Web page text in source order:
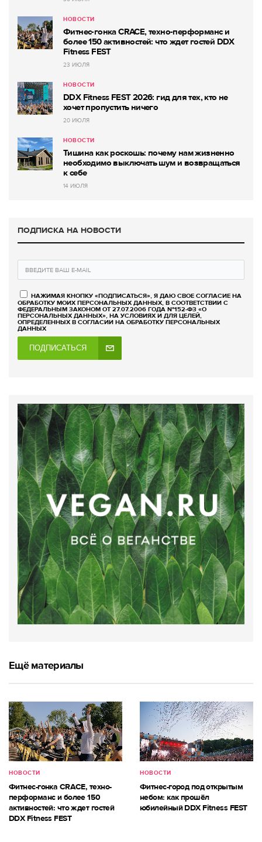
НОВОСТИ
Фитнес-гонка CRACE, техно-перформанс и
более 150 активностей: что ждет гостей DDX
Fitness FEST
23 ИЮЛЯ
НОВОСТИ
DDX Fitness FEST 2026: гид для тех, кто не
хочет пропустить ничего
20 ИЮЛЯ
НОВОСТИ
Тишина как роскошь: почему нам жизненно
необходимо выключать шум и возвращаться
к себе
14 ИЮЛЯ
ПОДПИСКА НА НОВОСТИ
НАЖИМАЯ КНОПКУ «ПОДПИСАТЬСЯ», Я ДАЮ СВОЕ СОГЛАСИЕ НА
ОБРАБОТКУ МОИХ ПЕРСОНАЛЬНЫХ ДАННЫХ, В СООТВЕТСТВИИ С
ФЕДЕРАЛЬНЫМ ЗАКОНОМ ОТ 27.07.2006 ГОДА №152-ФЗ «О
ПЕРСОНАЛЬНЫХ ДАННЫХ», НА УСЛОВИЯХ И ДЛЯ ЦЕЛЕЙ,
ОПРЕДЕЛЕННЫХ В СОГЛАСИИ НА ОБРАБОТКУ ПЕРСОНАЛЬНЫХ
ДАННЫХ
ПОДПИСАТЬСЯ
Ещё материалы
НОВОСТИ
Фитнес-гонка CRACE, техно-
перформанс и более 150
активностей: что ждет гостей
DDX Fitness FEST
НОВОСТИ
Фитнес-город под открытым
небом: как прошёл
юбилейный DDX Fitness FEST